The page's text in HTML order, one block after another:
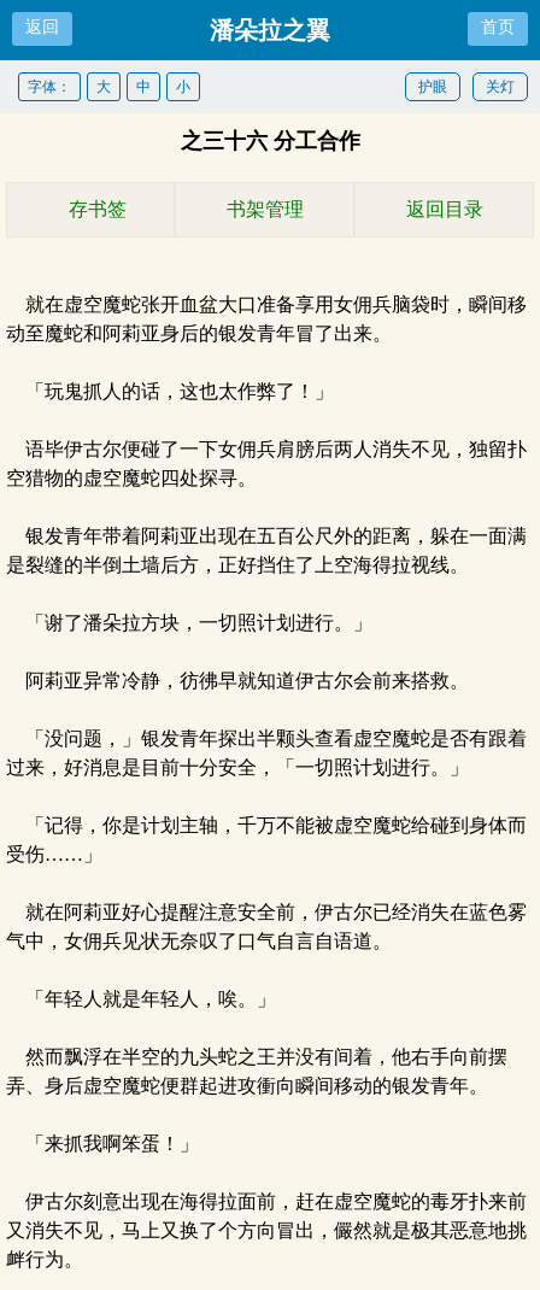
返回 潘朵拉之翼 首页
关灯
护眼
字体： 大 中 小
之三十六 分工合作
存书签 书架管理 返回目录
就在虚空魔蛇张开血盆大口准备享用女佣兵脑袋时，瞬间移
动至魔蛇和阿莉亚身后的银发青年冒了出来。
「玩鬼抓人的话，这也太作弊了！」
语毕伊古尔便碰了一下女佣兵肩膀后两人消失不见，独留扑
空猎物的虚空魔蛇四处探寻。
银发青年带着阿莉亚出现在五百公尺外的距离，躲在一面满
是裂缝的半倒土墙后方，正好挡住了上空海得拉视线。
「谢了潘朵拉方块，一切照计划进行。」
阿莉亚异常冷静，彷彿早就知道伊古尔会前来搭救。
「没问题，」银发青年探出半颗头查看虚空魔蛇是否有跟着
过来，好消息是目前十分安全，「一切照计划进行。」
「记得，你是计划主轴，千万不能被虚空魔蛇给碰到身体而
受伤……」
就在阿莉亚好心提醒注意安全前，伊古尔已经消失在蓝色雾
气中，女佣兵见状无奈叹了口气自言自语道。
「年轻人就是年轻人，唉。」
然而飘浮在半空的九头蛇之王并没有间着，他右手向前摆
弄、身后虚空魔蛇便群起进攻衝向瞬间移动的银发青年。
「来抓我啊笨蛋！」
伊古尔刻意出现在海得拉面前，赶在虚空魔蛇的毒牙扑来前
又消失不见，马上又换了个方向冒出，儼然就是极其恶意地挑
衅行为。